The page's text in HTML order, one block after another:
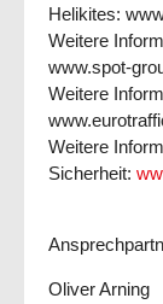
Helikites:
Weitere
www.spot-
Weitere
Weitere
Sicherheit:
Oliver Arning